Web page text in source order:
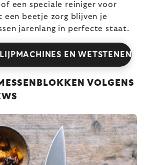
een speciale reiniger voor
een beetje zorg blijven je
jarenlang in perfecte staat.
EN WETSTENEN
VOLGENS